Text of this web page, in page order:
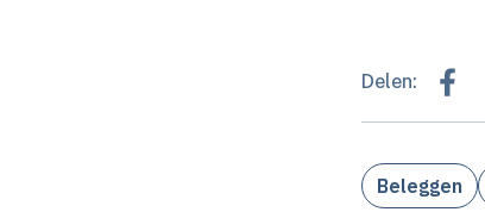
Delen:
Beleggen